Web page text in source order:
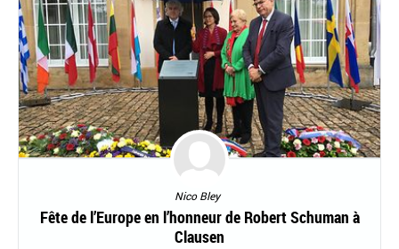
Nico Bley
Fête de l’Europe en l’honneur de Robert Schuman à
Clausen